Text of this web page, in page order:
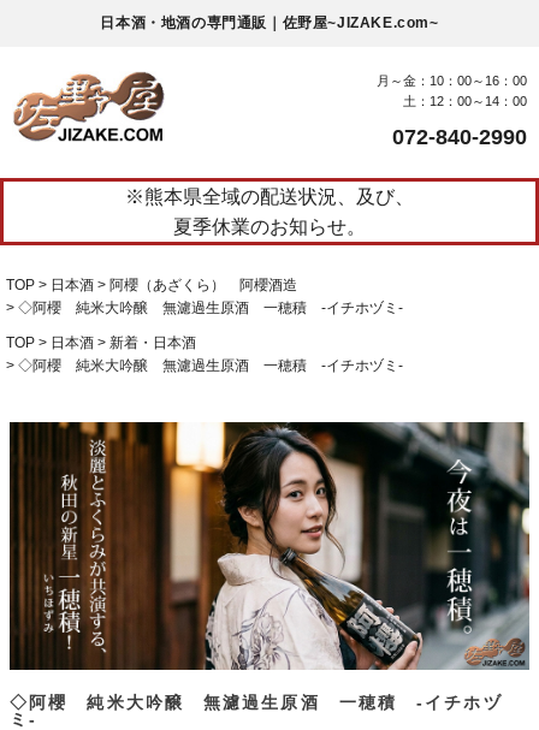
日本酒・地酒の専門通販｜佐野屋~JIZAKE.com~
月～金：10：00～16：00
土：12：00～14：00
072-840-2990
※熊本県全域の配送状況、及び、
夏季休業のお知らせ。
TOP 日本酒
阿櫻（あざくら） 阿櫻酒造
◇阿櫻 純米大吟醸 無濾過生原酒 一穂積 -イチホヅミ-
TOP 日本酒
新着・日本酒
◇阿櫻 純米大吟醸 無濾過生原酒 一穂積 -イチホヅミ-
◇阿櫻 純米大吟醸 無濾過生原酒 一穂積 -イチホヅ
ミ-